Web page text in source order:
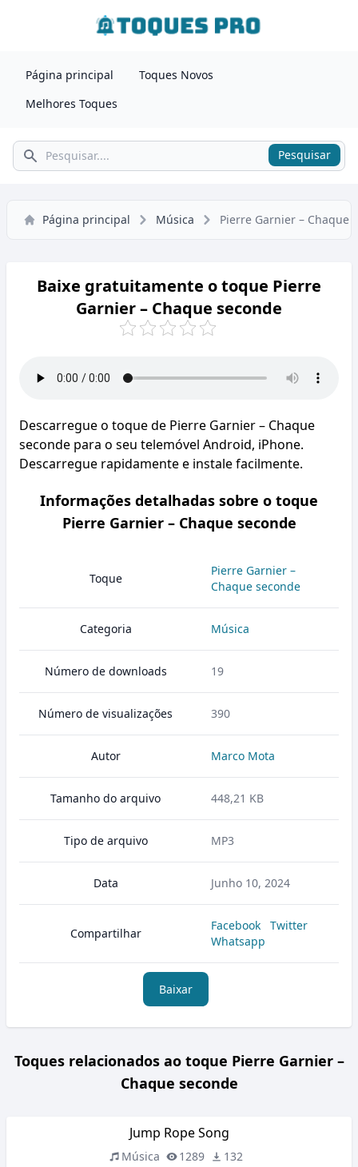
Página principal
Toques Novos
Melhores Toques
Pesquisar Pesquisar
Página principal Música Pierre Garnier – Chaque
Baixe gratuitamente o toque Pierre
Garnier – Chaque seconde
Descarregue o toque de Pierre Garnier – Chaque
seconde para o seu telemóvel Android, iPhone.
Descarregue rapidamente e instale facilmente.
Informações detalhadas sobre o toque
Pierre Garnier – Chaque seconde
Toque
Pierre Garnier –
Chaque seconde
Categoria Música
Número de downloads 19
Número de visualizações 390
Autor Marco Mota
Tamanho do arquivo 448,21 KB
Tipo de arquivo MP3
Data Junho 10, 2024
Compartilhar
Facebook
Twitter
Whatsapp
Baixar
Toques relacionados ao toque Pierre Garnier –
Chaque seconde
Jump Rope Song
Música 1289 132